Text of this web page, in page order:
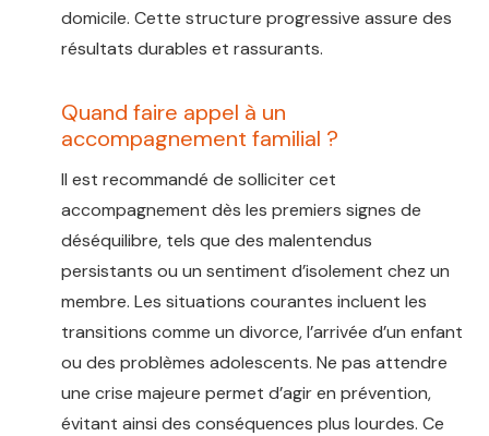
domicile. Cette structure progressive assure des
résultats durables et rassurants.
Quand faire appel à un
accompagnement familial ?
Il est recommandé de solliciter cet
accompagnement dès les premiers signes de
déséquilibre, tels que des malentendus
persistants ou un sentiment d’isolement chez un
membre. Les situations courantes incluent les
transitions comme un divorce, l’arrivée d’un enfant
ou des problèmes adolescents. Ne pas attendre
une crise majeure permet d’agir en prévention,
évitant ainsi des conséquences plus lourdes. Ce